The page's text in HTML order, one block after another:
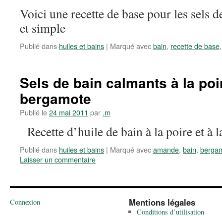
Voici une recette de base pour les sels
et simple
Publié dans huiles et bains | Marqué avecbain, recette de base
Sels de bain calmants à la
bergamote
Publié le24 mai 2011 par .m
Recette d’huile de bain à la poire et à
Publié dans huiles et bains | Marqué avecamande, bain,
Laisser un commentaire
Connexion Mentions légales
Conditions d’utilisation